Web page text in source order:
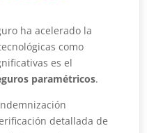
ha acelerado la
como
es el
paramétricos.
detallada de